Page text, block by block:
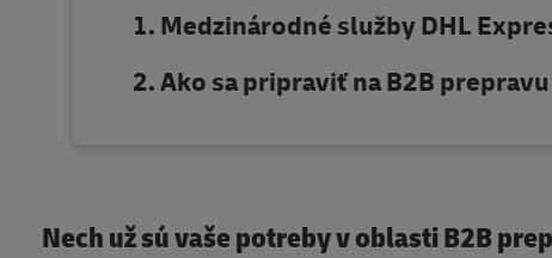
Medzinárodné služby DHL
Ako sa pripraviť na B2B prepravu
Nech už sú vaše potreby v oblasti B2B